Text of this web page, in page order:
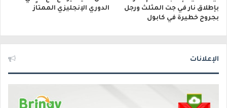
بإطلاق نار في جت المثلث ورجل
بجروح خطيرة في كابول
الدوري الإنجليزي الممتاز
الإعلانات